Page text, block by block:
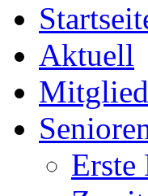
Aktuell
Erste